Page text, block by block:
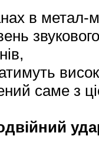
в метал-
саме з